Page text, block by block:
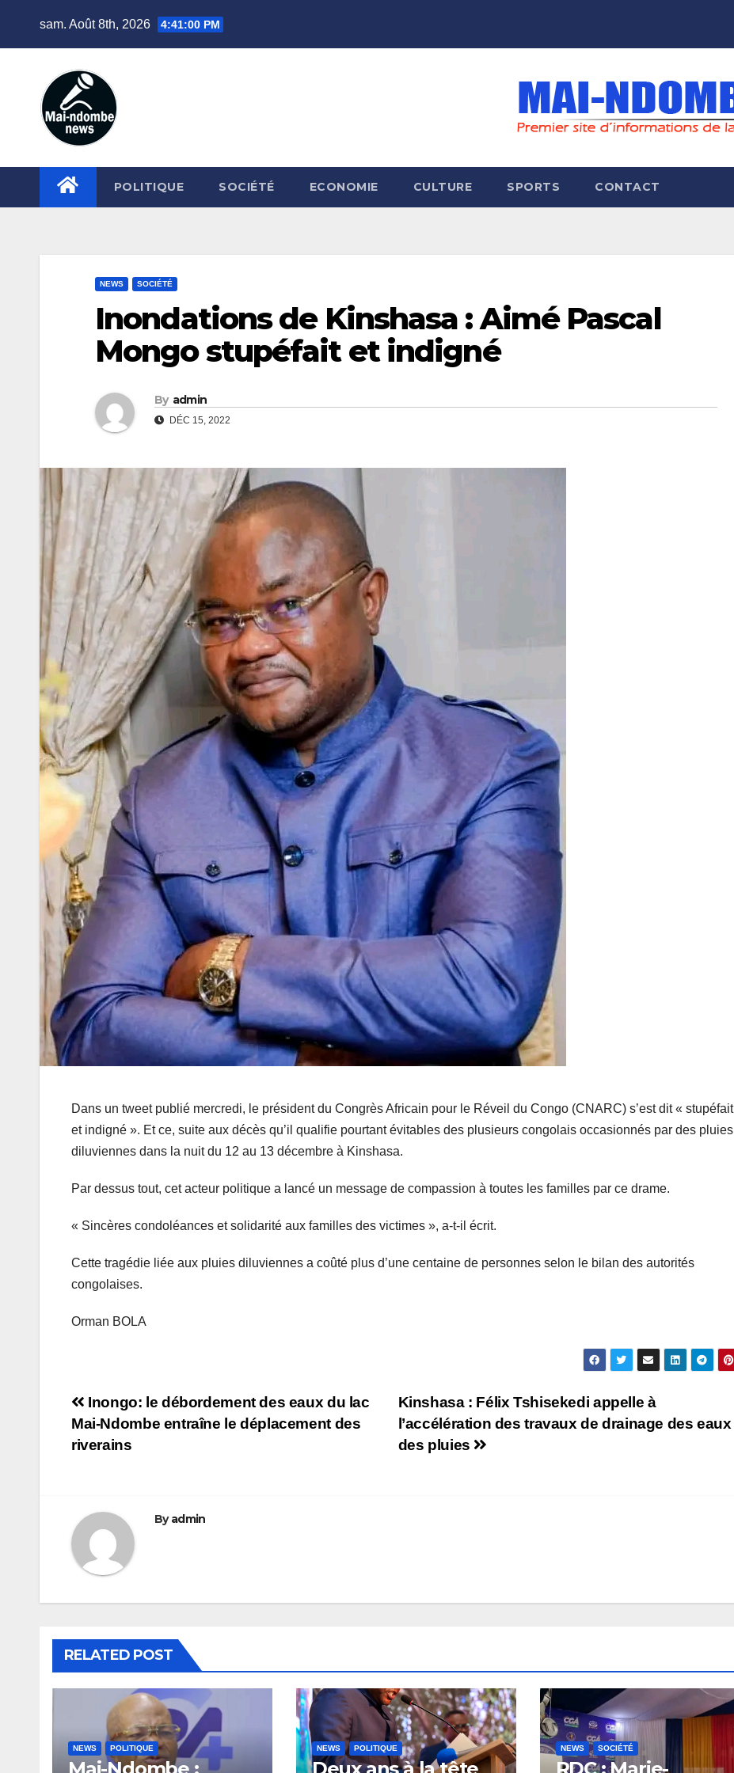
sam. Août 8th, 2026 4:41:01 PM
POLITIQUE SOCIÉTÉ ECONOMIE CULTURE SPORTS CONTACT
NEWS SOCIÉTÉ
Inondations de Kinshasa : Aimé Pascal
Mongo stupéfait et indigné
By admin
DÉC 15, 2022
Dans un tweet publié mercredi, le président du Congrès Africain pour le Réveil du Congo (CNARC) s’est dit « stupéfait
et indigné ». Et ce, suite aux décès qu’il qualifie pourtant évitables des plusieurs congolais occasionnés par des pluies
diluviennes dans la nuit du 12 au 13 décembre à Kinshasa.
Par dessus tout, cet acteur politique a lancé un message de compassion à toutes les familles par ce drame.
« Sincères condoléances et solidarité aux familles des victimes », a-t-il écrit.
Cette tragédie liée aux pluies diluviennes a coûté plus d’une centaine de personnes selon le bilan des autorités
congolaises.
Orman BOLA
Navigation
de
Kinshasa : Félix Tshisekedi appelle à
l’accélération des travaux de drainage des eaux
des pluies
Inongo: le débordement des eaux du lac
Mai-Ndombe entraîne le déplacement des
riverains
Byadmin
RELATED POST
NEWS POLITIQUE NEWS POLITIQUE NEWS SOCIÉTÉ